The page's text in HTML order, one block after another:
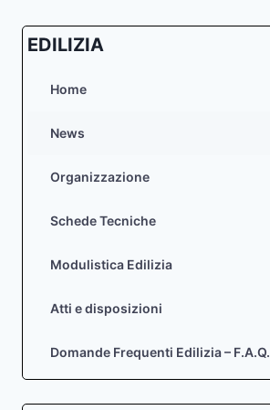
EDILIZIA
Home
News
Organizzazione
Schede Tecniche
Modulistica Edilizia
Atti e disposizioni
Domande Frequenti Edilizia – F.A.Q.